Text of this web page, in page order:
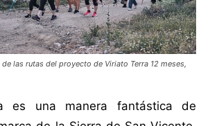
las rutas del proyecto de Viriato Terra 12 meses,
es una manera fantástica de